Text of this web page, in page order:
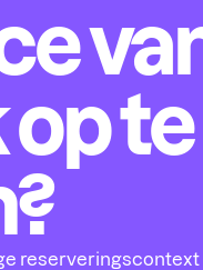
te
reserveringscontext